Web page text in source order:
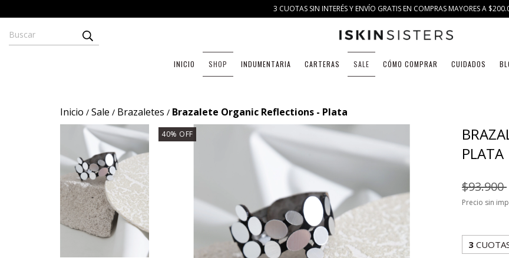
3 CUOTAS SIN INTERÉS Y ENVÍO GRATIS EN COMPRAS MAYORES A
INICIO SHOP INDUMENTARIA CARTERAS SALE CÓMO COMPRAR CUIDADOS
Inicio / Sale / Brazaletes / Brazalete Organic Reflections - Plata
40% OFF
PLATA
$93.900
Precio sin
3